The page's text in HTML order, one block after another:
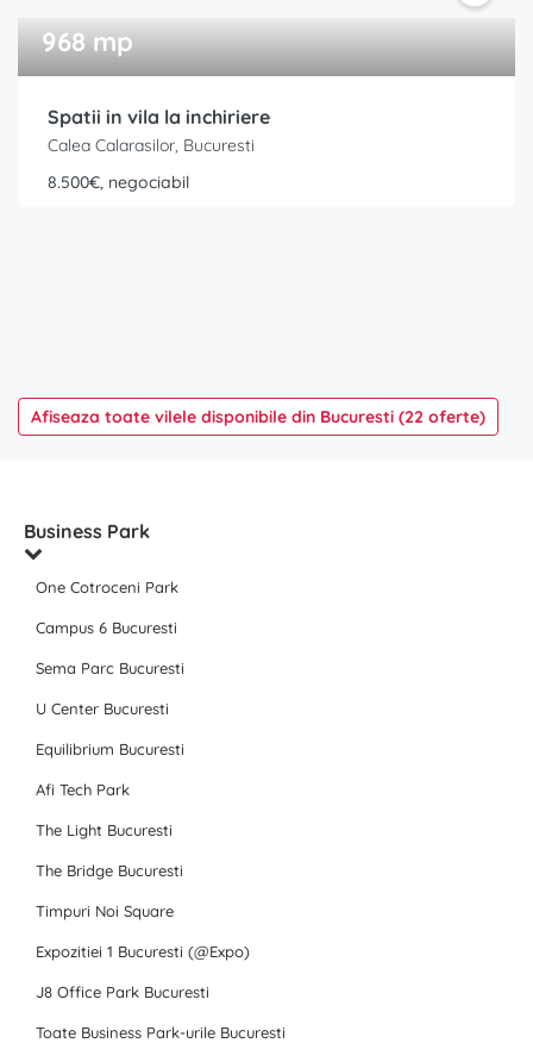
968 mp
Spatii in vila la inchiriere
Calea Calarasilor, Bucuresti
8.500€, negociabil
Afiseaza toate vilele disponibile din Bucuresti (22 oferte)
Business Park
One Cotroceni Park
Campus 6 Bucuresti
Sema Parc Bucuresti
U Center Bucuresti
Equilibrium Bucuresti
Afi Tech Park
The Light Bucuresti
The Bridge Bucuresti
Timpuri Noi Square
Expozitiei 1 Bucuresti (@Expo)
J8 Office Park Bucuresti
Toate Business Park-urile Bucuresti